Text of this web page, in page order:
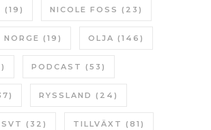
(19) NICOLE FOSS (23)
NORGE (19) OLJA (146)
PODCAST (53)
RYSSLAND (24)
SVT (32) TILLVÄXT (81)